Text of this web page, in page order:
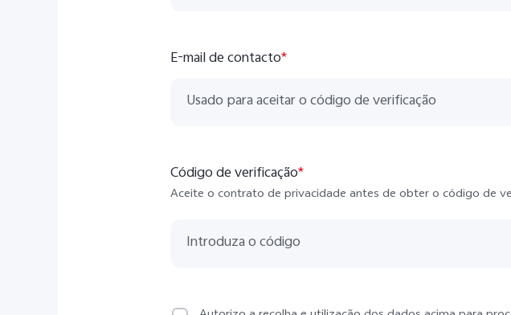
E-mail de contacto*
Código de verificação*
Aceite o contrato de privacidade antes de obter o código de